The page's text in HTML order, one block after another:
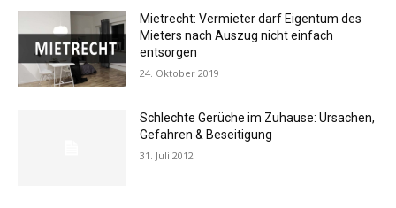
Mietrecht: Vermieter darf Eigentum des
Mieters nach Auszug nicht einfach
entsorgen
24. Oktober 2019
Schlechte Gerüche im Zuhause: Ursachen,
Gefahren & Beseitigung
31. Juli 2012